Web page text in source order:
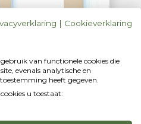
benoemd als nieuwe
| Cookieverklaring
van functionele cookies die
evenals analytische en
heeft gegeven.
u toestaat: